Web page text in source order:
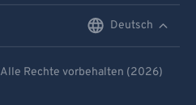
Deutsch
Alle Rechte vorbehalten (2026)